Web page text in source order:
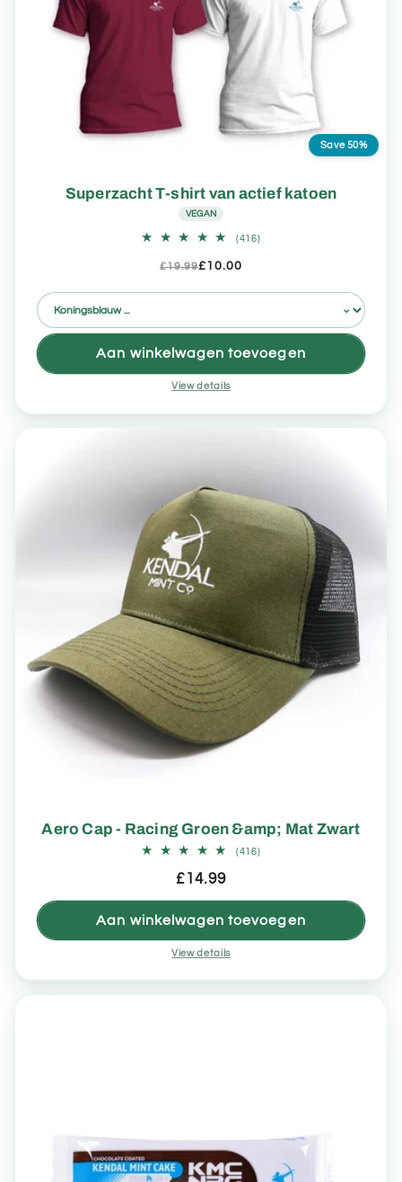
Save 50%
Superzacht T-shirt van actief katoen
VEGAN
(416)416
£19.99£10.00
Aan winkelwagen toevoegen
View details
Aero Cap - Racing Groen &amp; Mat Zwart
(416)416
Normale
prijs
£14.99
Aan winkelwagen toevoegen
View details